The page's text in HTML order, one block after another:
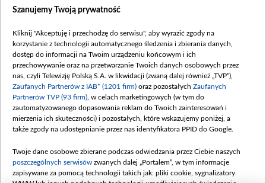
Dostępność
Procedura zgłoszeń wewnętrznych
Szanujemy Twoją prywatność
Kliknij "Akceptuję i przechodzę do serwisu", aby wyrazić zgody na
korzystanie z technologii automatycznego śledzenia i zbierania danych,
dostęp do informacji na Twoim urządzeniu końcowym i ich
przechowywanie oraz na przetwarzanie Twoich danych osobowych przez
nas, czyli Telewizję Polską S.A. w likwidacji (zwaną dalej również „TVP”),
Zaufanych Partnerów z IAB* (1201 firm) oraz pozostałych Zaufanych
Partnerów TVP (93 firm) , w celach marketingowych (w tym do
zautomatyzowanego dopasowania reklam do Twoich zainteresowań i
mierzenia ich skuteczności) i pozostałych, które wskazujemy poniżej, a
także zgody na udostępnianie przez nas identyfikatora PPID do Google.
Twoje dane osobowe zbierane podczas odwiedzania przez Ciebie naszych
poszczególnych serwisów zwanych dalej „Portalem”, w tym informacje
zapisywane za pomocą technologii takich jak: pliki cookie, sygnalizatory